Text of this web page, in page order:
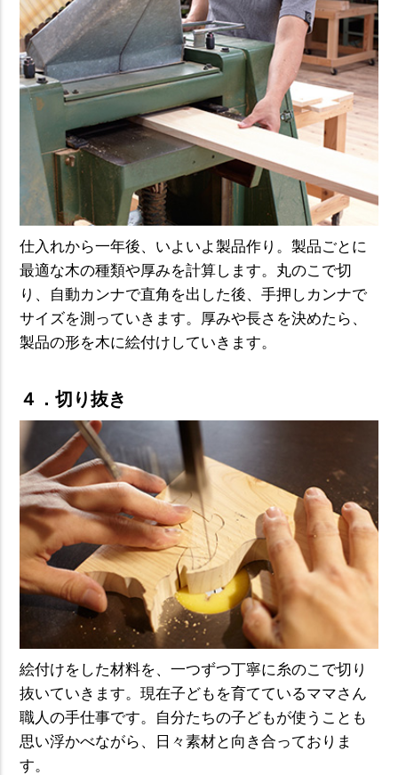
仕入れから一年後、いよいよ製品作り。製品ごとに
最適な木の種類や厚みを計算します。丸のこで切
り、自動カンナで直角を出した後、手押しカンナで
サイズを測っていきます。厚みや長さを決めたら、
製品の形を木に絵付けしていきます。
４．切り抜き
絵付けをした材料を、一つずつ丁寧に糸のこで切り
抜いていきます。現在子どもを育てているママさん
職人の手仕事です。自分たちの子どもが使うことも
思い浮かべながら、日々素材と向き合っておりま
す。